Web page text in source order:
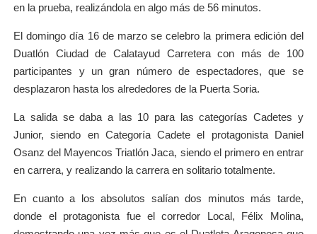
en la prueba, realizándola en algo más de 56 minutos.
El domingo día 16 de marzo se celebro la primera edición del
Duatlón Ciudad de Calatayud Carretera con más de 100
participantes y un gran número de espectadores, que se
desplazaron hasta los alrededores de la Puerta Soria.
La salida se daba a las 10 para las categorías Cadetes y
Junior, siendo en Categoría Cadete el protagonista Daniel
Osanz del Mayencos Triatlón Jaca, siendo el primero en entrar
en carrera, y realizando la carrera en solitario totalmente.
En cuanto a los absolutos salían dos minutos más tarde,
donde el protagonista fue el corredor Local, Félix Molina,